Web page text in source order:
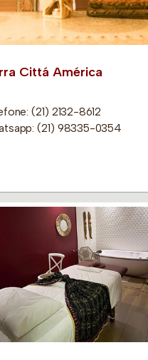
Cittá América
(21) 2132-8612
(21) 98335-0354